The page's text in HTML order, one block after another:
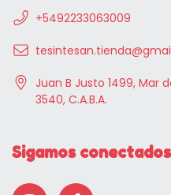
+5492233063009
Juan B Justo 1499, Mar
3540, C.A.B.A.
Sigamos conectados